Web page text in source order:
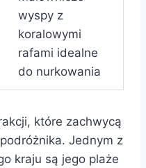
wyspy z
koralowymi
rafami idealne
do nurkowania
które zachwycą
Jednym z
kraju są jego plaże